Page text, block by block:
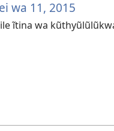
wa 11, 2015
ĩtina wa